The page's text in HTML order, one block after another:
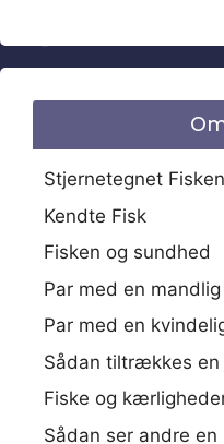
Stjernetegnet Fisken
Kendte Fisk
Fisken og sundhed
Par med en
Par med en
Sådan tiltrækkes en
Fiske og
Sådan ser andre en